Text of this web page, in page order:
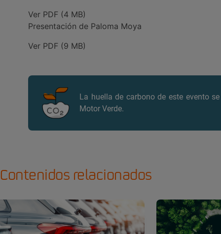
Ver PDF (4 MB)
Presentación de Paloma Moya
Ver PDF (9 MB)
La huella de carbono de este evento
Motor Verde.
Contenidos relacionados